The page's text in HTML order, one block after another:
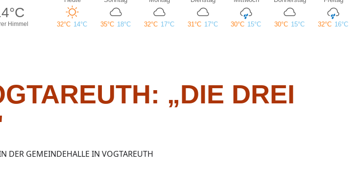
„DIE DREI
DER GEMEINDEHALLE IN VOGTAREUTH